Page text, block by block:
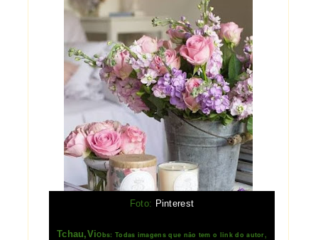
Foto: Pinterest
Tchau,ViObs: Todas imagens que não tem o link do autor,